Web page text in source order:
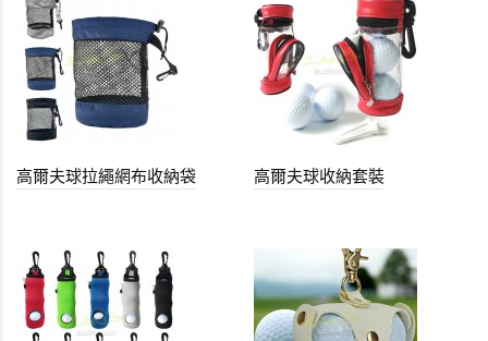
高爾夫球拉繩網布收納袋 高爾夫球收納套裝